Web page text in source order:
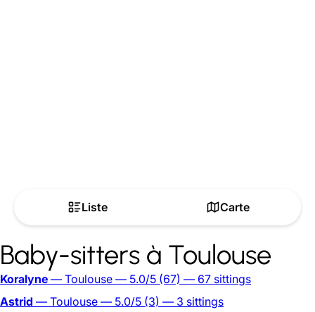
Liste Carte
Baby-sitters à Toulouse
Koralyne — Toulouse — 5.0/5 (67) — 67 sittings
Astrid — Toulouse — 5.0/5 (3) — 3 sittings